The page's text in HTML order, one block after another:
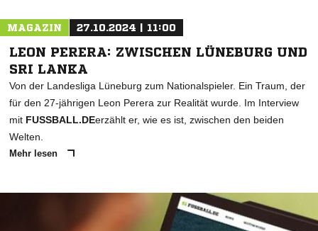
MAGAZIN 27.10.2024 | 11:00
LEON PERERA: ZWISCHEN LÜNEBURG UND
SRI LANKA
Von der Landesliga Lüneburg zum Nationalspieler. Ein Traum, der
für den 27-jährigen Leon Perera zur Realität wurde. Im Interview
mit FUSSBALL.DEerzählt er, wie es ist, zwischen den beiden
Welten.
Mehr lesen